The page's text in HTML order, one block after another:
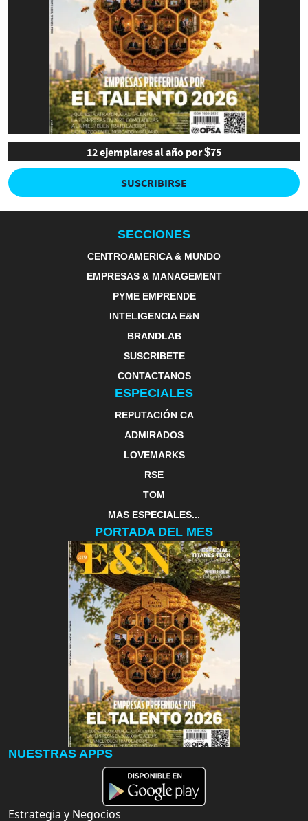
12 ejemplares al año por $75
SUSCRIBIRSE
SECCIONES
CENTROAMERICA & MUNDO
EMPRESAS & MANAGEMENT
PYME EMPRENDE
INTELIGENCIA E&N
BRANDLAB
SUSCRIBETE
CONTACTANOS
ESPECIALES
REPUTACIÓN CA
ADMIRADOS
LOVEMARKS
RSE
TOM
MAS ESPECIALES...
PORTADA DEL MES
NUESTRAS APPS
Estrategia y Negocios